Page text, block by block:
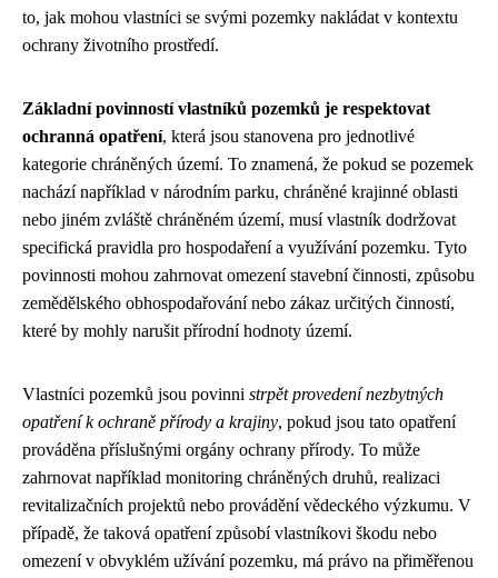
to, jak mohou vlastníci se svými pozemky nakládat v kontextu
ochrany životního prostředí.
Základní povinností vlastníků pozemků je respektovat
ochranná opatření, která jsou stanovena pro jednotlivé
kategorie chráněných území. To znamená, že pokud se pozemek
nachází například v národním parku, chráněné krajinné oblasti
nebo jiném zvláště chráněném území, musí vlastník dodržovat
specifická pravidla pro hospodaření a využívání pozemku. Tyto
povinnosti mohou zahrnovat omezení stavební činnosti, způsobu
zemědělského obhospodařování nebo zákaz určitých činností,
které by mohly narušit přírodní hodnoty území.
Vlastníci pozemků jsou povinni strpět provedení nezbytných
opatření k ochraně přírody a krajiny, pokud jsou tato opatření
prováděna příslušnými orgány ochrany přírody. To může
zahrnovat například monitoring chráněných druhů, realizaci
revitalizačních projektů nebo provádění vědeckého výzkumu. V
případě, že taková opatření způsobí vlastníkovi škodu nebo
omezení v obvyklém užívání pozemku, má právo na přiměřenou